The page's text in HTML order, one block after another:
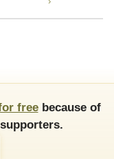
freebecause of